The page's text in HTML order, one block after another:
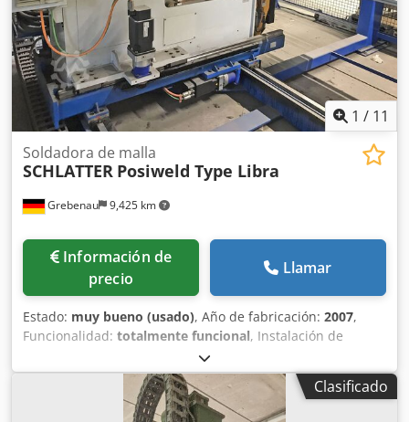
1 / 11
Grebenau 9,425 km
Soldadora de malla
SCHLATTER Posiweld Type Libra
Información de
precio
Llamar
Estado: muy bueno (usado), Año de fabricación: 2007,
Funcionalidad: totalmente funcional, Instalación de
soldadura por coordenadas controlada por CNC Área de
trabajo: Dksdpfx Aaoy Er Uqomor Eje X: 2.000 mm Eje Y:
1.200 mm Eje Z: 190 mm Potencia de soldadura: 20 kA
Fuerza de soldadura: 2 x 5 kN
Clasificado